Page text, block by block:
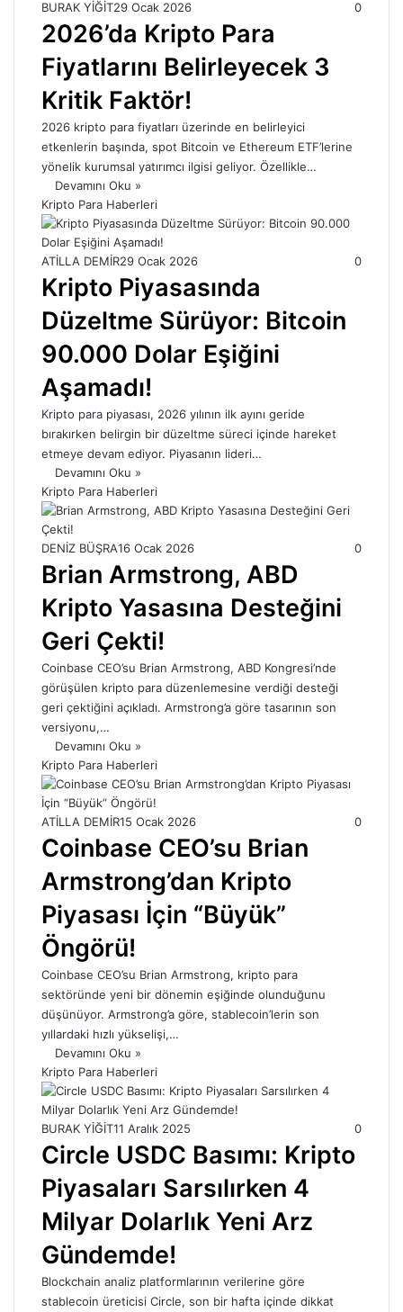
BURAK YİĞİT29 Ocak 2026 0
2026’da Kripto Para
Fiyatlarını Belirleyecek 3
Kritik Faktör!
2026 kripto para fiyatları üzerinde en belirleyici
etkenlerin başında, spot Bitcoin ve Ethereum ETF’lerine
yönelik kurumsal yatırımcı ilgisi geliyor. Özellikle…
Devamını Oku »
Kripto Para Haberleri
ATİLLA DEMİR29 Ocak 2026 0
Kripto Piyasasında
Düzeltme Sürüyor: Bitcoin
90.000 Dolar Eşiğini
Aşamadı!
Kripto para piyasası, 2026 yılının ilk ayını geride
bırakırken belirgin bir düzeltme süreci içinde hareket
etmeye devam ediyor. Piyasanın lideri…
Devamını Oku »
Kripto Para Haberleri
DENİZ BÜŞRA16 Ocak 2026 0
Brian Armstrong, ABD
Kripto Yasasına Desteğini
Geri Çekti!
Coinbase CEO’su Brian Armstrong, ABD Kongresi’nde
görüşülen kripto para düzenlemesine verdiği desteği
geri çektiğini açıkladı. Armstrong’a göre tasarının son
versiyonu,…
Devamını Oku »
Kripto Para Haberleri
ATİLLA DEMİR15 Ocak 2026 0
Coinbase CEO’su Brian
Armstrong’dan Kripto
Piyasası İçin “Büyük”
Öngörü!
Coinbase CEO’su Brian Armstrong, kripto para
sektöründe yeni bir dönemin eşiğinde olunduğunu
düşünüyor. Armstrong’a göre, stablecoin’lerin son
yıllardaki hızlı yükselişi,…
Devamını Oku »
Kripto Para Haberleri
BURAK YİĞİT11 Aralık 2025 0
Circle USDC Basımı: Kripto
Piyasaları Sarsılırken 4
Milyar Dolarlık Yeni Arz
Gündemde!
Blockchain analiz platformlarının verilerine göre
stablecoin üreticisi Circle, son bir hafta içinde dikkat